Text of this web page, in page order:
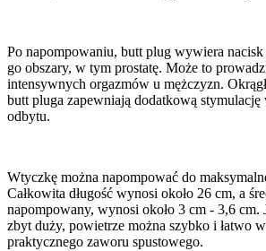
Po napompowaniu, butt plug wywiera nacisk
go obszary, w tym prostatę. Może to
intensywnych orgazmów u mężczyzn.
butt pluga zapewniają dodatkową stymulację
odbytu.
Wtyczkę można napompować do
Całkowita długość wynosi około 26 cm, a
napompowany, wynosi około 3 cm - 3,6 cm.
zbyt duży, powietrze można szybko i łatwo
praktycznego zaworu spustowego.